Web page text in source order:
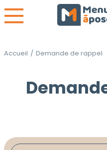
Accueil / Demande de rappel